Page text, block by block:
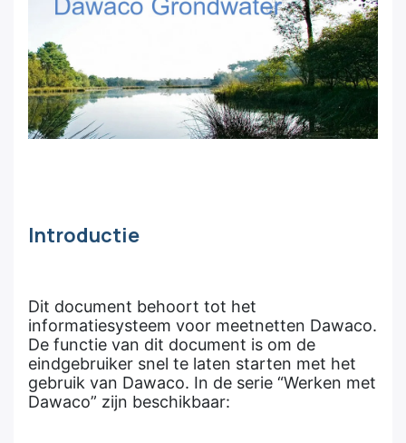
Introductie
Dit document behoort tot het
informatiesysteem voor meetnetten Dawaco.
De functie van dit document is om de
eindgebruiker snel te laten starten met het
gebruik van Dawaco. In de serie “Werken met
Dawaco” zijn beschikbaar: